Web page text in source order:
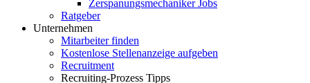
Zerspanungsmechaniker Jobs
Ratgeber
Unternehmen
Mitarbeiter finden
Kostenlose Stellenanzeige aufgeben
Recruitment
Recruiting-Prozess Tipps